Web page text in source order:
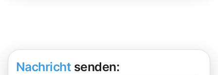
Nachricht senden: